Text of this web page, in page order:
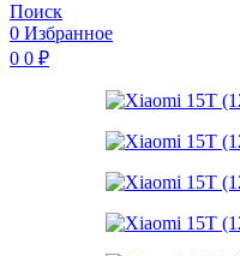
Поиск
0 Избранное
0 0 ₽